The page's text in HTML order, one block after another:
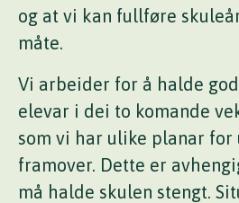
og at vi kan fullføre
måte.
Vi arbeider for å halde
elevar i dei to komande
som vi har ulike planar for
framover. Dette er
må halde skulen stengt.